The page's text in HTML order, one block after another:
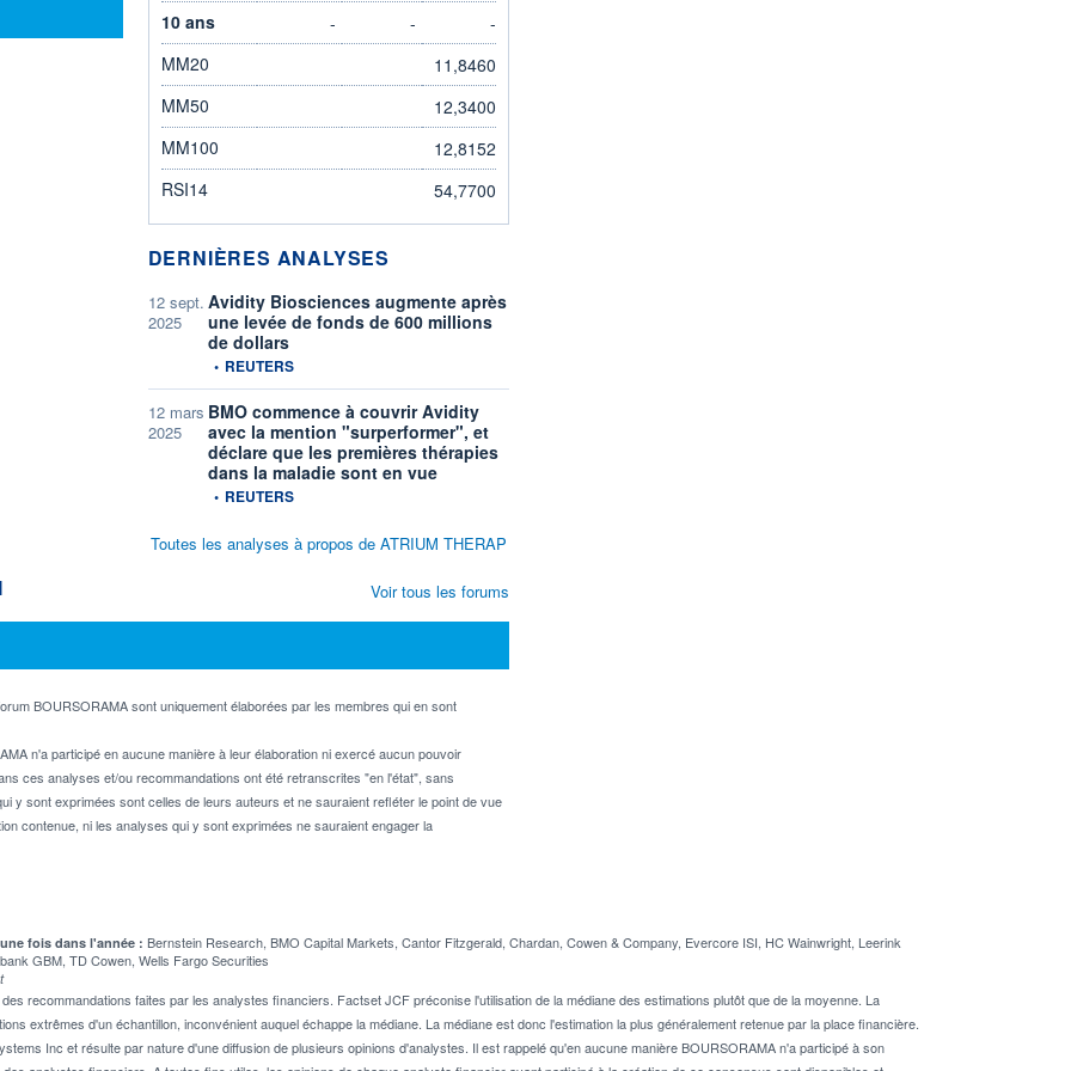
10 ans
- -
-
MM20
11,8460
MM50
12,3400
MM100
12,8152
RSI14
54,7700
DERNIÈRES ANALYSES
12 sept.
2025
Avidity Biosciences augmente après
une levée de fonds de 600 millions
de dollars
information fournie par
• REUTERS
12 mars
2025
BMO commence à couvrir Avidity
avec la mention "surperformer", et
déclare que les premières thérapies
dans la maladie sont en vue
information fournie par
• REUTERS
Toutes les analyses à propos de ATRIUM THERAP
BOURSORAMA sont uniquement élaborées par les membres qui en sont
n'a participé en aucune manière à leur élaboration ni exercé aucun pouvoir
ces analyses et/ou recommandations ont été retranscrites "en l'état", sans
y sont exprimées sont celles de leurs auteurs et ne sauraient refléter le point de vue
contenue, ni les analyses qui y sont exprimées ne sauraient engager la
Voir tous les forums
fois dans l'année : Bernstein Research, BMO Capital Markets, Cantor Fitzgerald, Chardan, Cowen & Company, Evercore ISI, HC Wainwright, Leerink
GBM, TD Cowen, Wells Fargo Securities
recommandations faites par les analystes financiers. Factset JCF préconise l'utilisation de la médiane des estimations plutôt que de la moyenne. La
extrêmes d'un échantillon, inconvénient auquel échappe la médiane. La médiane est donc l'estimation la plus généralement retenue par la place financière.
Inc et résulte par nature d'une diffusion de plusieurs opinions d'analystes. Il est rappelé qu'en aucune manière BOURSORAMA n'a participé à son